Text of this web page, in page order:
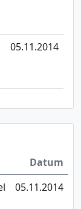
05.11.2014
Datum
05.11.2014